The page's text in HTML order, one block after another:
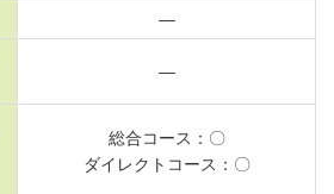
―
―
総合コース： 〇
ダイレクトコース： 〇